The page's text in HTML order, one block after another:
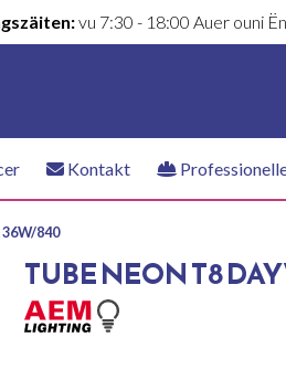
vu 7:30 - 18:00 Auer ouni
Kontakt
36W/840
TUBE NEON T8